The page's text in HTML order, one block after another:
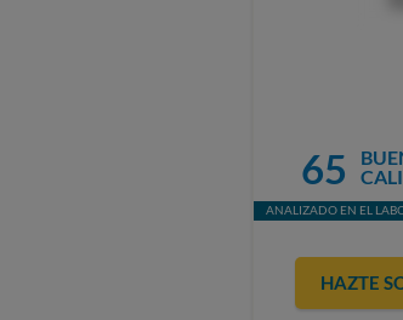
65
ANALIZADO EN EL
HAZTE